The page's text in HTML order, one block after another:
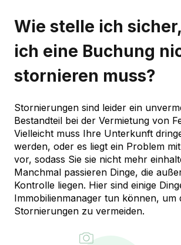
Wie stelle ich
ich eine Buchung
stornieren muss?
Stornierungen sind leider ein
Bestandteil bei der Vermietung von
Vielleicht muss Ihre Unterkunft
werden, oder es liegt ein Problem
vor, sodass Sie sie nicht mehr
Manchmal passieren Dinge, die
Kontrolle liegen. Hier sind einige
Immobilienmanager tun können, um
Stornierungen zu vermeiden.